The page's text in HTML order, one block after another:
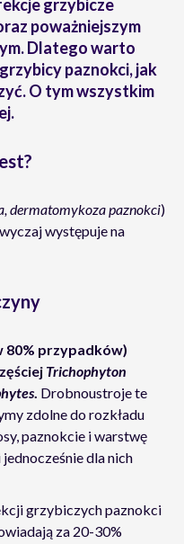
grzybicze
poważniejszym
Dlatego warto
paznokci, jak
O tym wszystkim
dermatomykoza paznokci)
występuje na
80% przypadków)
Trichophyton
. Drobnoustroje te
zdolne do rozkładu
paznokcie i warstwę
dla nich
grzybiczych paznokci
za 20-30%